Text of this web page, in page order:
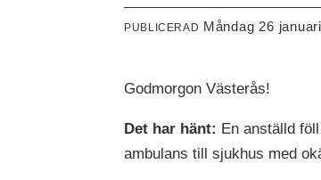
PUBLICERAD måndag 26
Godmorgon Västerås!
Det har hänt: En anställd
ambulans till sjukhus med